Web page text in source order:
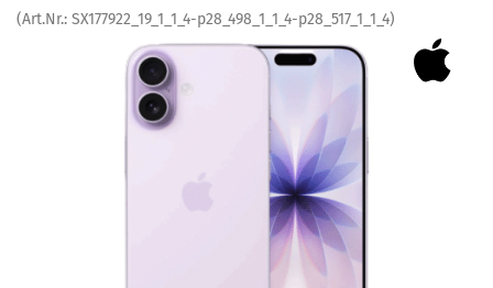
(Art.Nr.: SX177922_19_1_1_4-​p28_498_1_1_4-p28_517_1_1_4)